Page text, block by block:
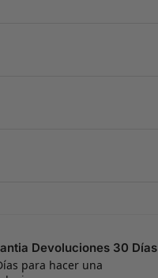
Devoluciones 30 Días
para hacer una